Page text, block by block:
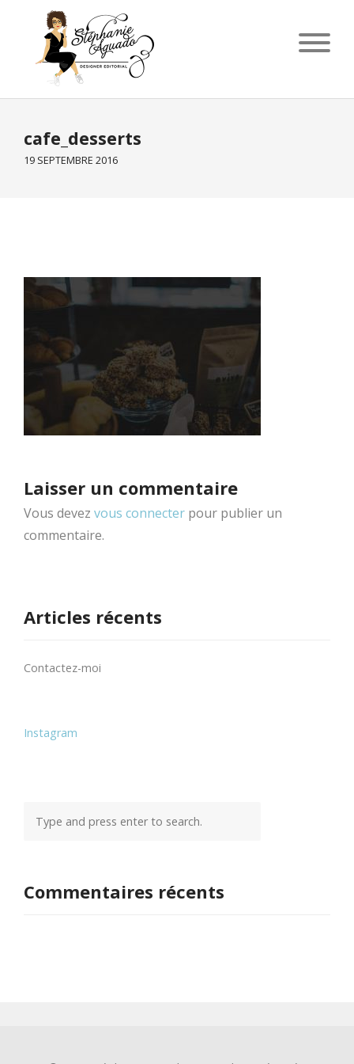
cafe_desserts
19 SEPTEMBRE 2016
Laisser un commentaire
Vous devez vous connecter pour publier un
commentaire.
Articles récents
Contactez-moi
Instagram
Commentaires récents